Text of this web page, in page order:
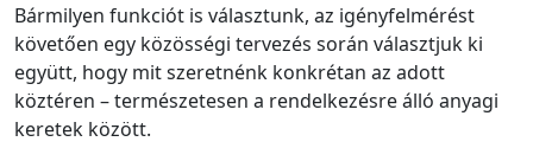
Bármilyen funkciót is választunk, az igényfelmérést
követően egy közösségi tervezés során választjuk ki
együtt, hogy mit szeretnénk konkrétan az adott
köztéren – természetesen a rendelkezésre álló anyagi
keretek között.